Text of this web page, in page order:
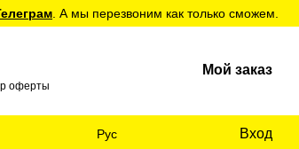
. А мы перезвоним как только сможем.
оферты
Мой заказ
Рус Вход